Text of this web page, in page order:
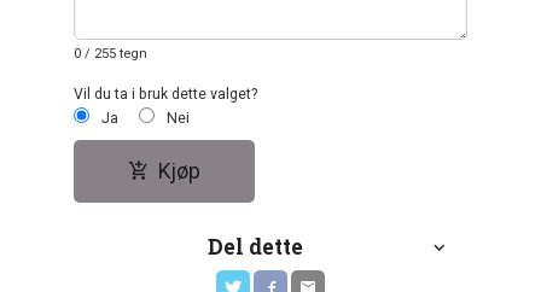
0 / 255 tegn
Vil du ta i bruk dette valget?
Ja
Nei
Kjøp
Del dette